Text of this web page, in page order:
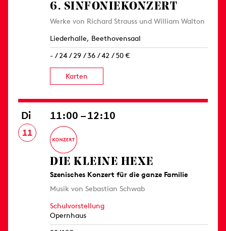
6. SINFONIE­KONZERT
Werke von Richard Strauss und William Walton
Liederhalle, Beethovensaal
- / 24 / 29 / 36 / 42 / 50 €
Karten
Di
11
11:00 – 12:10
DIE KLEINE HEXE
Szenisches Konzert für die ganze Familie
Musik von Sebastian Schwab
Schulvorstellung
Opernhaus